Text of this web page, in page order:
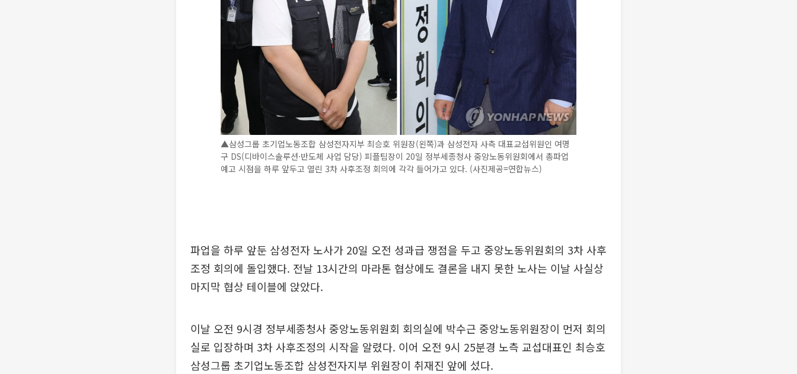
▲삼성그룹 초기업노동조합 삼성전자지부 최승호 위원장(왼쪽)과 삼성전자 사측 대표교섭위원인 여명
구 DS(디바이스솔루션·반도체 사업 담당) 피플팀장이 20일 정부세종청사 중앙노동위원회에서 총파업
예고 시점을 하루 앞두고 열린 3차 사후조정 회의에 각각 들어가고 있다. (사진제공=연합뉴스)
파업을 하루 앞둔 삼성전자 노사가 20일 오전 성과급 쟁점을 두고 중앙노동위원회의 3차 사후
조정 회의에 돌입했다. 전날 13시간의 마라톤 협상에도 결론을 내지 못한 노사는 이날 사실상
마지막 협상 테이블에 앉았다.
이날 오전 9시경 정부세종청사 중앙노동위원회 회의실에 박수근 중앙노동위원장이 먼저 회의
실로 입장하며 3차 사후조정의 시작을 알렸다. 이어 오전 9시 25분경 노측 교섭대표인 최승호
삼성그룹 초기업노동조합 삼성전자지부 위원장이 취재진 앞에 섰다.